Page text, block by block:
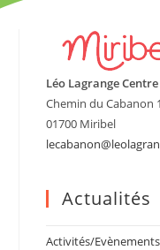
Léo Lagrange Centre
Chemin du Cabanon
01700 Miribel
Actualités
Activités/Evènements